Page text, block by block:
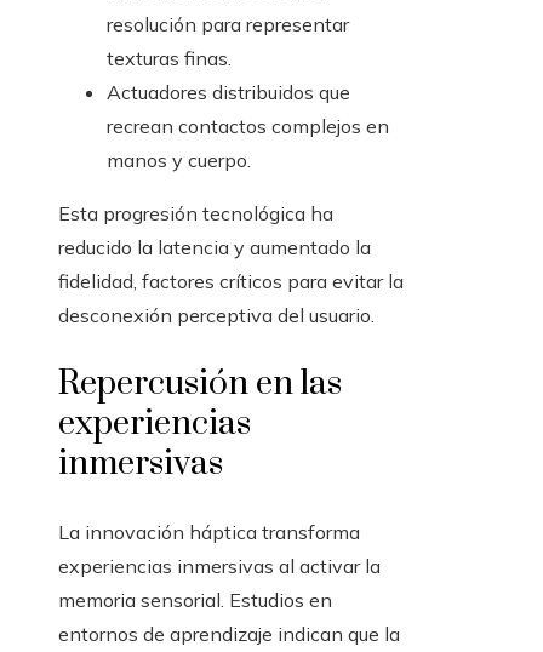
resolución para representar
texturas finas.
Actuadores distribuidos que
recrean contactos complejos en
manos y cuerpo.
Esta progresión tecnológica ha
reducido la latencia y aumentado la
fidelidad, factores críticos para evitar la
desconexión perceptiva del usuario.
Repercusión en las
experiencias
inmersivas
La innovación háptica transforma
experiencias inmersivas al activar la
memoria sensorial. Estudios en
entornos de aprendizaje indican que la